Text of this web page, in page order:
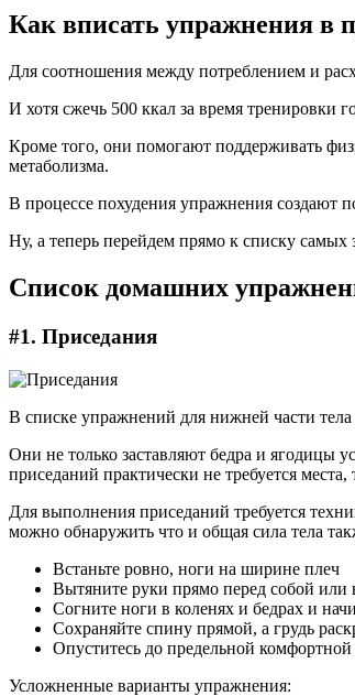
Как вписать упражнения в
Для соотношения между потреблением и
И хотя сжечь 500 ккал за время тренировки
Кроме того, они помогают поддерживать
метаболизма.
В процессе похудения упражнения создают
Ну, а теперь перейдем прямо к списку
Список домашних
#1. Приседания
В списке упражнений для нижней части
Они не только заставляют бедра и ягодицы
приседаний практически не требуется
Для выполнения приседаний требуется
можно обнаружить что и общая сила тела
Встаньте ровно, ноги на ширине плеч
Вытяните руки прямо перед собой или
Согните ноги в коленях и бедрах и
Сохраняйте спину прямой, а грудь
Опуститесь до предельной
Усложненные варианты упражнения: